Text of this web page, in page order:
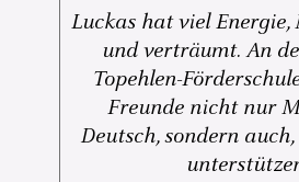
Luckas hat viel
und verträumt. An
Topehlen-
Freunde nicht nur
Deutsch, sondern